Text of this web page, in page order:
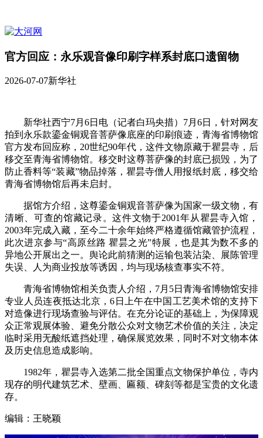
官方回应：永乐观音像印刷字样系封底口遗留物
2026-07-07新华社
新华社西宁7月6日电（记者白玛央措）7月6日，针对网友
拍到永乐款鎏金铜观音菩萨像底座的印刷痕迹，青海省博物馆
官方发布回应称，20世纪90年代，这件文物原藏于瞿昙寺，后
移交至青海省博物馆。移交时这尊菩萨像的封底已损毁，为了
防止香料等“装藏”物品掉落，瞿昙寺僧人用报纸封底，移交给
青海省博物馆后再未启封。
据馆方介绍，这尊鎏金铜观音菩萨像为国家一级文物，有
清晰、可查的馆藏记录。这件文物于2001年从瞿昙寺入馆，
2003年完成入藏，至今二十余年始终严格遵循馆藏管护流程，
此次进京参与“高原丝路 瞿昙之光”特展，也是其为数不多的
异地公开展出之一。舆论此前猜测的运输包装沾染、展陈管理
失误、人为商业投放等诱因，均与现场核查事实不符。
青海省博物馆相关负责人介绍，7月5日青海省博物馆安排
专业人员连夜抵达北京，6日上午在中国工艺美术馆的支持下
对造像进行现场查验与评估。在充分论证的基础上，为保障观
众正常观展体验、避免分散公众对文物艺术价值的关注，决定
临时采用无酸纸遮挡处理，确保展览效果，同时不对文物本体
及历史信息造成影响。
1982年，瞿昙寺入选第二批全国重点文物保护单位，寺内
现存的明代建筑艺术、壁画、匾额、碑刻等都是宝贵的文化遗
存。
编辑：王晓颖